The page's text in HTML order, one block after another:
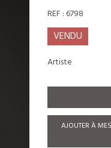
REF : 6798
VENDU
Artiste
AJOUTER À